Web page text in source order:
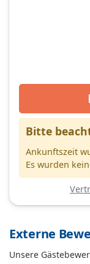
Bitte
Ankunftszeit
Es wurden
Externe
Unsere